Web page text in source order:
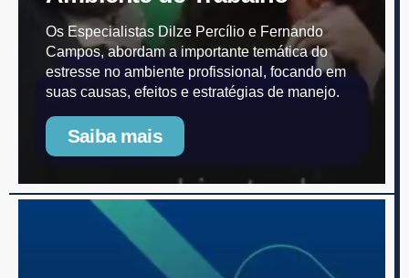
Os Especialistas Dilze Percílio e Fernando
Campos, abordam a importante temática do
estresse no ambiente profissional, focando em
suas causas, efeitos e estratégias de manejo.
Saiba mais